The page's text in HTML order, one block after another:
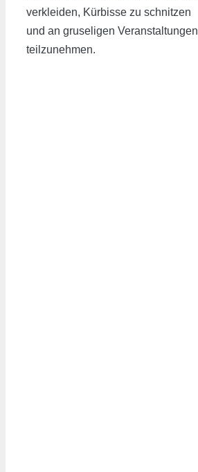
verkleiden, Kürbisse zu schnitzen
und an gruseligen Veranstaltungen
teilzunehmen.